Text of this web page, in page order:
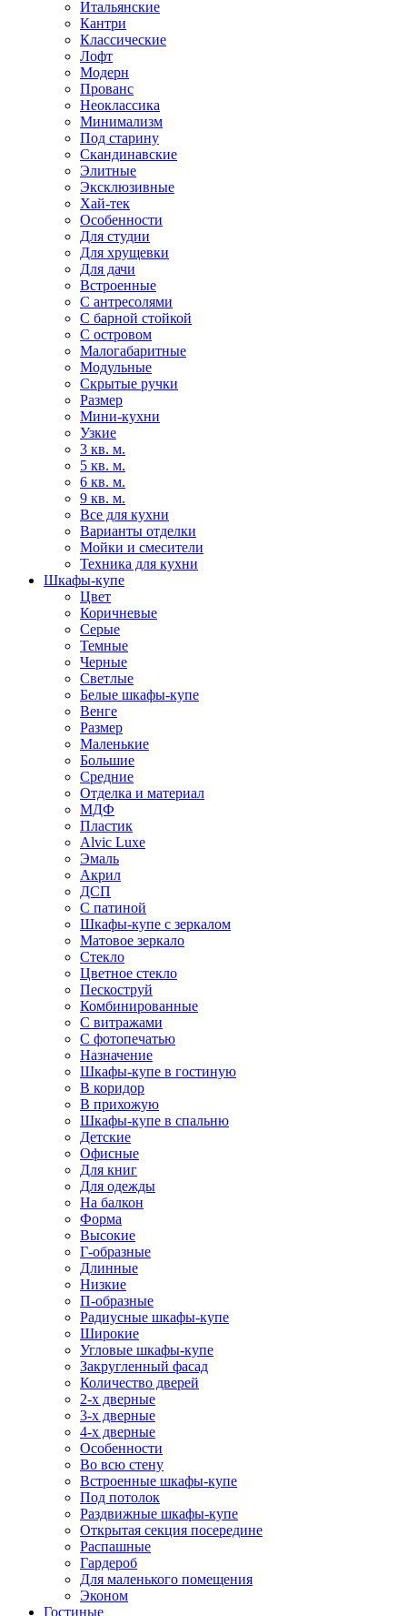
Итальянские
Кантри
Классические
Лофт
Модерн
Прованс
Неоклассика
Минимализм
Под старину
Скандинавские
Элитные
Эксклюзивные
Хай-тек
Особенности
Для студии
Для хрущевки
Для дачи
Встроенные
С антресолями
С барной стойкой
С островом
Малогабаритные
Модульные
Скрытые ручки
Размер
Мини-кухни
Узкие
3 кв. м.
5 кв. м.
6 кв. м.
9 кв. м.
Все для кухни
Варианты отделки
Мойки и смесители
Техника для кухни
Шкафы-купе
Цвет
Коричневые
Серые
Темные
Черные
Светлые
Белые шкафы-купе
Венге
Размер
Маленькие
Большие
Средние
Отделка и материал
МДФ
Пластик
Alvic Luxe
Эмаль
Акрил
ДСП
С патиной
Шкафы-купе с зеркалом
Матовое зеркало
Стекло
Цветное стекло
Пескоструй
Комбинированные
С витражами
С фотопечатью
Назначение
Шкафы-купе в гостиную
В коридор
В прихожую
Шкафы-купе в спальню
Детские
Офисные
Для книг
Для одежды
На балкон
Форма
Высокие
Г-образные
Длинные
Низкие
П-образные
Радиусные шкафы-купе
Широкие
Угловые шкафы-купе
Закругленный фасад
Количество дверей
2-х дверные
3-х дверные
4-х дверные
Особенности
Во всю стену
Встроенные шкафы-купе
Под потолок
Раздвижные шкафы-купе
Открытая секция посередине
Распашные
Гардероб
Для маленького помещения
Эконом
Гостиные